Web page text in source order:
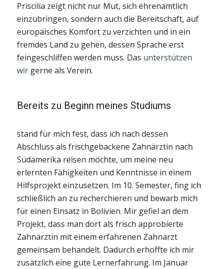
Priscilia zeigt nicht nur Mut, sich ehrenamtlich
einzubringen, sondern auch die Bereitschaft, auf
europäisches Komfort zu verzichten und in ein
fremdes Land zu gehen, dessen Sprache erst
feingeschliffen werden muss. Das unterstützen
wirgerne als Verein.
Bereits zu Beginn meines Studiums
stand für mich fest, dass ich nach dessen
Abschluss als frischgebackene Zahnärztin nach
Südamerika reisen möchte, um meine neu
erlernten Fähigkeiten und Kenntnisse in einem
Hilfsprojekt einzusetzen. Im 10. Semester, fing ich
schließlich an zu recherchieren und bewarb mich
für einen Einsatz in Bolivien. Mir gefiel an dem
Projekt, dass man dort als frisch approbierte
Zahnärztin mit einem erfahrenen Zahnarzt
gemeinsam behandelt. Dadurch erhoffte ich mir
zusätzlich eine gute Lernerfahrung. Im Januar